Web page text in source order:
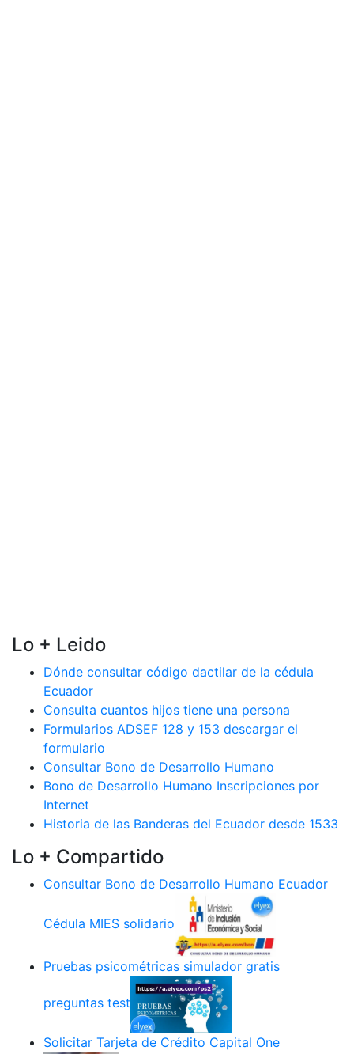
Lo + Leido
Dónde consultar código dactilar de la cédula
Ecuador
Consulta cuantos hijos tiene una persona
Formularios ADSEF 128 y 153 descargar el
formulario
Consultar Bono de Desarrollo Humano
Bono de Desarrollo Humano Inscripciones por
Internet
Historia de las Banderas del Ecuador desde 1533
Lo + Compartido
Consultar Bono de Desarrollo Humano Ecuador
Cédula MIES solidario
Pruebas psicométricas simulador gratis
preguntas test
Solicitar Tarjeta de Crédito Capital One